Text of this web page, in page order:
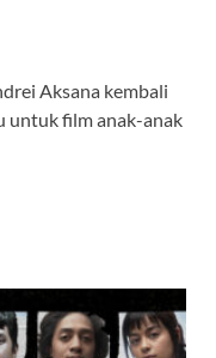
Aksana kembali
untuk film anak-anak